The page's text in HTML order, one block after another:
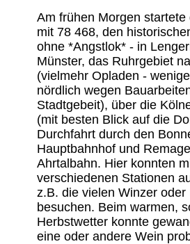
Am frühen Morgen startete
mit 78 468, den
ohne *Angstlok* - in
Münster, das Ruhrgebiet
(vielmehr Opladen -
nördlich wegen
Stadtgebeit), über die
(mit besten Blick auf die
Durchfahrt durch den
Hauptbahnhof und
Ahrtalbahn. Hier konnten
verschiedenen Stationen
z.B. die vielen Winzer oder
besuchen. Beim warmen,
Herbstwetter konnte
eine oder andere Wein